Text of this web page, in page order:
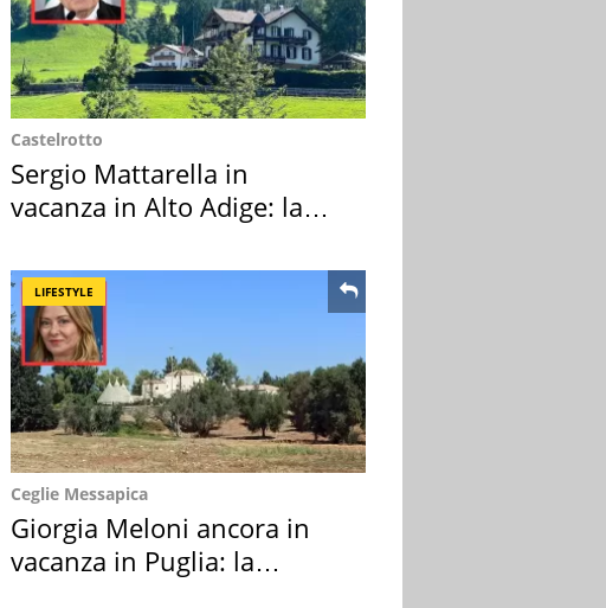
Castelrotto
Sergio Mattarella in
vacanza in Alto Adige: la
LIFESTYLE
Ceglie Messapica
Giorgia Meloni ancora in
vacanza in Puglia: la